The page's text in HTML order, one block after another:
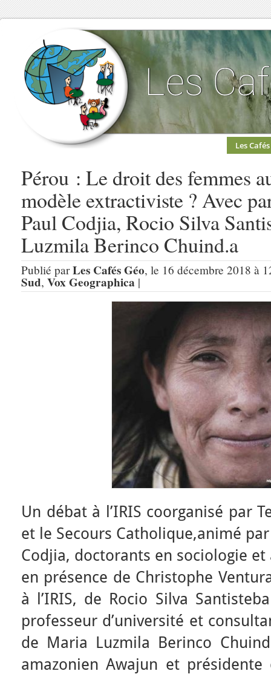
Les Cafés
Pérou : Le droit des femmes
modèle extractiviste ? Avec
Paul Codjia, Rocio Silva
Luzmila Berinco Chuind.a
Publié parLes Cafés Géo, le 16 décembre 2018 à
Sud, Vox Geographica |
Un débat à l’IRIS coorganisé par
et le Secours Catholique,animé
Codjia, doctorants en sociologie
en présence de Christophe
à l’IRIS, de Rocio Silva
professeur d’université et
de Maria Luzmila Berinco
amazonien Awajun et